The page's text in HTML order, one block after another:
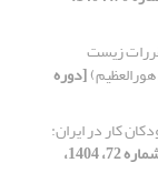
زیست
[دوره
کار در ایران:
[دوره 19، شماره 72، 1404،